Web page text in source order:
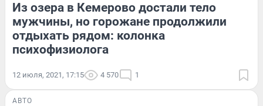
Из озера в Кемерово достали тело
мужчины, но горожане продолжили
отдыхать рядом: колонка
психофизиолога
12 июля, 2021, 17:15 4 570 1
АВТО